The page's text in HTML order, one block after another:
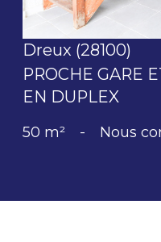
Dreux (28100)
PROCHE GARE
EN DUPLEX
50 m² - Nous